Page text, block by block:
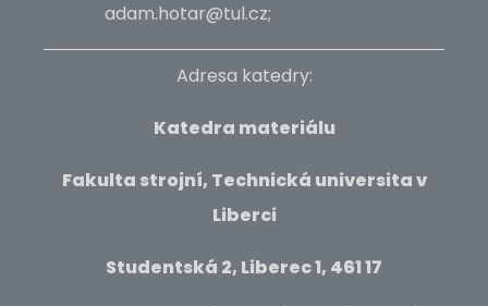
adam.hotar@tul.cz;
Adresa katedry:
Katedra materiálu
Fakulta strojní, Technická universita v
Liberci
Studentská 2, Liberec 1, 461 17